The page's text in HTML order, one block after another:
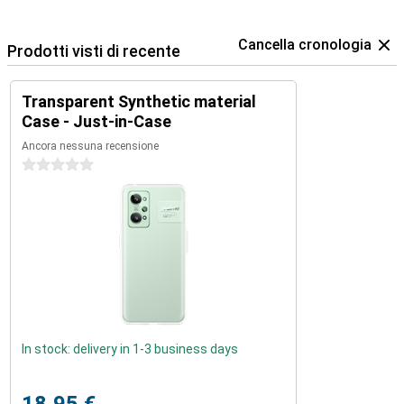
Prodotti visti di recente Cancella cronologia
Transparent Synthetic material
Case - Just-in-Case
Ancora nessuna recensione
0 stelle
In stock: delivery in 1-3 business days